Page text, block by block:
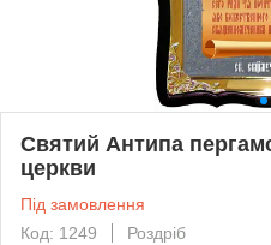
Святий Антипа
церкви
Під замовлення
Код: 1249
Роздріб